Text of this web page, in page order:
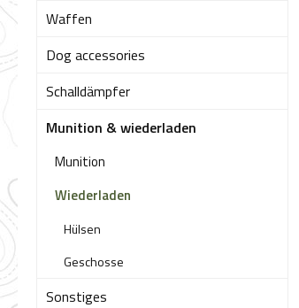
Waffen
Dog accessories
Schalldämpfer
Munition & wiederladen
Munition
Wiederladen
Hülsen
Geschosse
Sonstiges